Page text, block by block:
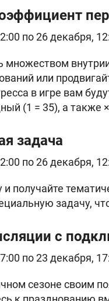
по 26 декабря,
множеством
или
в игре вам
(1 = 35), а также
задача
по 26 декабря,
и получайте
задачу,
с
по 23 декабря,
сезоне своим